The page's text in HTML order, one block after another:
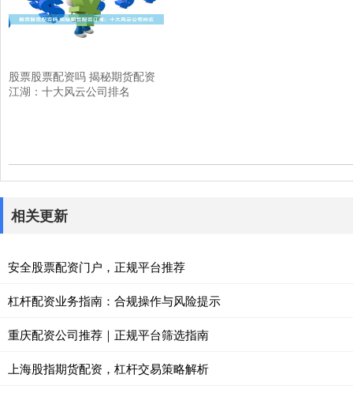
股票股票配资吗 揭秘期货配资
江湖：十大风云公司排名
相关更新
安全股票配资门户，正规平台推荐
杠杆配资业务指南：合规操作与风险提示
重庆配资公司推荐｜正规平台筛选指南
上海股指期货配资，杠杆交易策略解析